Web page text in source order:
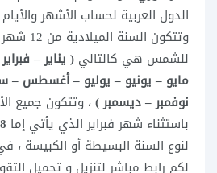
الدول العربية لحساب الأشهر والأيام
وتتكون
للشمس هي كالتالي ( يناير –
مايو – يونيو – يوليو – أغسطس –
نوفمبر – ديسمبر )
باستثناء شهر فبراير الذي يأتي إما 28
لنوع السنة البسيطة أو الكبيسة ،